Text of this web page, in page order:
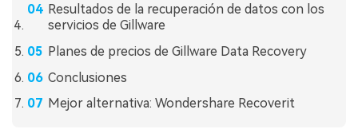
Resultados de la recuperación de datos con los
servicios de Gillware
Planes de precios de Gillware Data Recovery
Conclusiones
Mejor alternativa: Wondershare Recoverit